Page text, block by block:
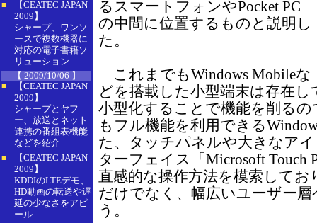
■
【CEATEC JAPAN
2009】
シャープ、ワンソ
ースで複数機器に
対応の電子書籍ソ
リューション
【 2009/10/06 】
■
【CEATEC JAPAN
2009】
シャープとヤフ
ー、放送とネット
連携の番組表機能
などを紹介
■
【CEATEC JAPAN
2009】
KDDIのLTEデモ、
HD動画の転送や遅
延の少なさをアピ
ール
るスマートフォンやPocket PC
の中間に位置するものと説明し
た。
これまでもWindows Mobileな
どを搭載した小型端末は存在
小型化することで機能を削る
もフル機能を利用できる
た、タッチパネルや大きなア
ターフェイス「Microsoft Touch
直感的な操作方法を模索して
だけでなく、幅広いユーザー
う。